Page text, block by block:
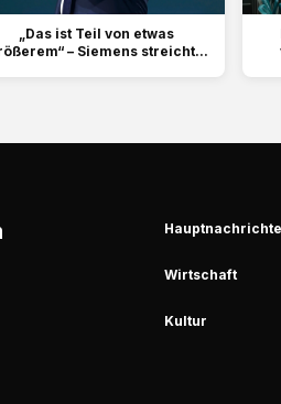
„Das ist Teil von etwas
– Siemens streicht...
Wirtschaft
Kultur